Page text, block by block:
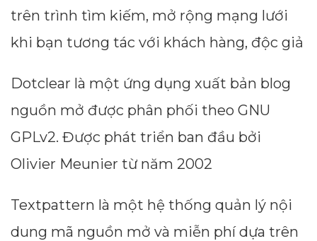
trên trình tìm kiếm, mở rộng mạng lưới
khi bạn tương tác với khách hàng, độc giả
Dotclear là một ứng dụng xuất bản blog
nguồn mở được phân phối theo GNU
GPLv2. Được phát triển ban đầu bởi
Olivier Meunier từ năm 2002
Textpattern là một hệ thống quản lý nội
dung mã nguồn mở và miễn phí dựa trên